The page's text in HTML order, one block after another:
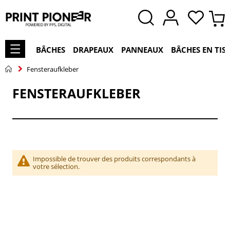
BÂCHES DRAPEAUX PANNEAUX BÂCHES EN
Fensteraufkleber
FENSTERAUFKLEBER
Impossible de trouver des produits correspondants à
votre sélection.